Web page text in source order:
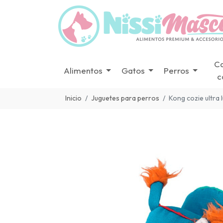
Alimentos Gatos Perros
Inicio Juguetes para perros Kong cozie ultra